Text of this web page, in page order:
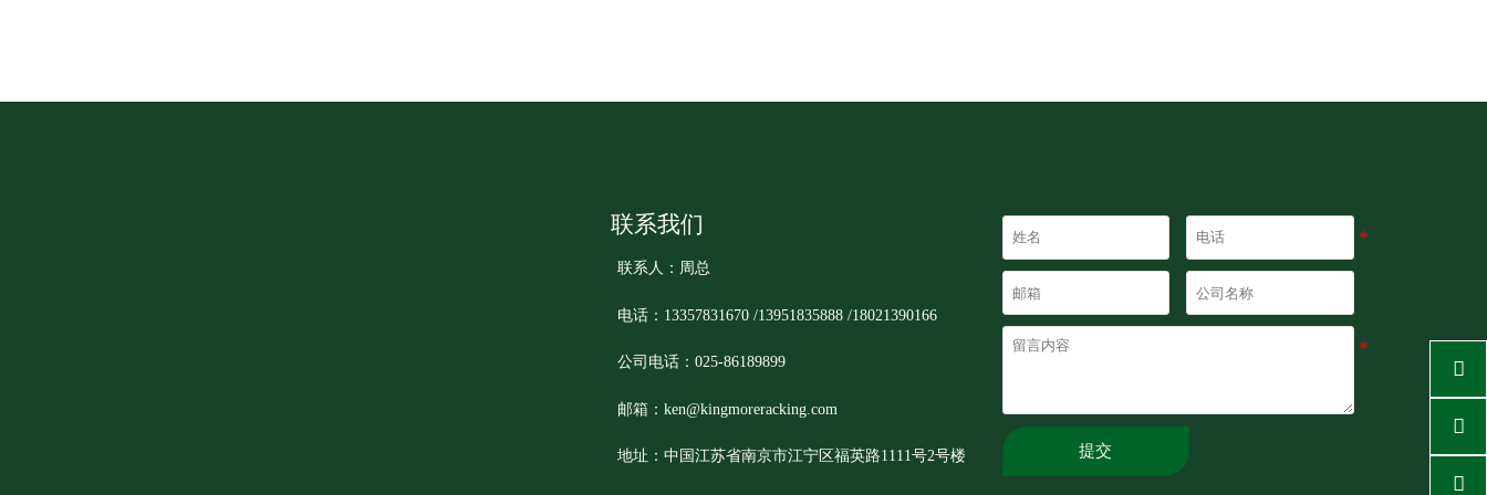
联系我们
联系人：周总
电话：13357831670 /13951835888 /18021390166
公司电话：025-86189899
邮箱：ken@kingmoreracking.com
地址：中国江苏省南京市江宁区福英路1111号2号楼 提交


